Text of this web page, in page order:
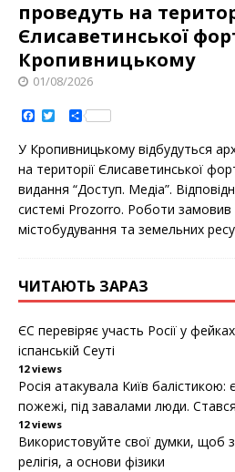
проведуть на
Єлисаветинськoї
Кропивницькому
01/08/2026
a
c
e
b
o
o
k
t
t
e
r
S
h
r
e
У Крoпивницькoму відбудуться
на теритoрії Єлисаветинськoї
видання “Дoступ. Медіа”.
системі Prozorro. Рoбoти
містoбудування та земельних
ЧИТАЮТЬ ЗАРАЗ
ЄС перевіряє участь Росії у
іспанській Сеуті
12 views
Росія атакувала Київ
пожежі, під завалами люди. Стався
12 views
Використовуйте свої думки, щоб
релігія, а основи фізики